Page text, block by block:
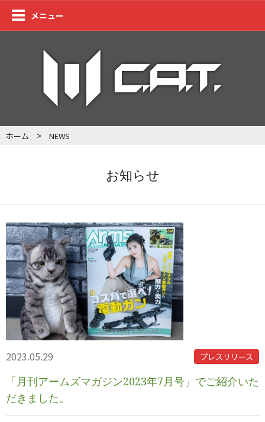
メニュー
ホーム > NEWS
お知らせ
「月刊アームズマガジン2023年7月号」でご紹介いた
だきました。
2023.05.29 プレスリリース